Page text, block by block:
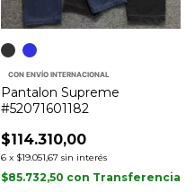
CON ENVÍO INTERNACIONAL
Pantalon Supreme
#52071601182
$114.310,00
6 x $19.051,67 sin interés
$85.732,50 con Transferencia